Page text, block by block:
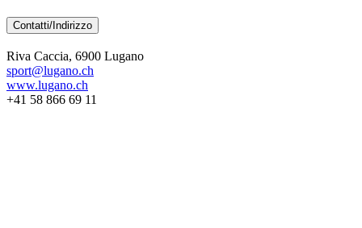
Contatti/Indirizzo
Riva Caccia, 6900 Lugano
sport@lugano.ch
www.lugano.ch
+41 58 866 69 11